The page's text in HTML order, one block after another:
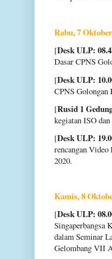
Rabu, 7
[Desk ULP:
Dasar CPNS
[Desk ULP:
CPNS
[Rusid 1
kegiatan ISO
[Desk ULP:
rencangan
2020.
Kamis, 8
[Desk ULP:
Singaperbangsa
dalam Seminar
Gelombang VII